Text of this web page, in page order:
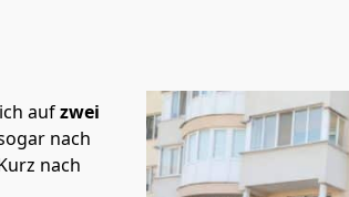
aufzwei
nach
nach